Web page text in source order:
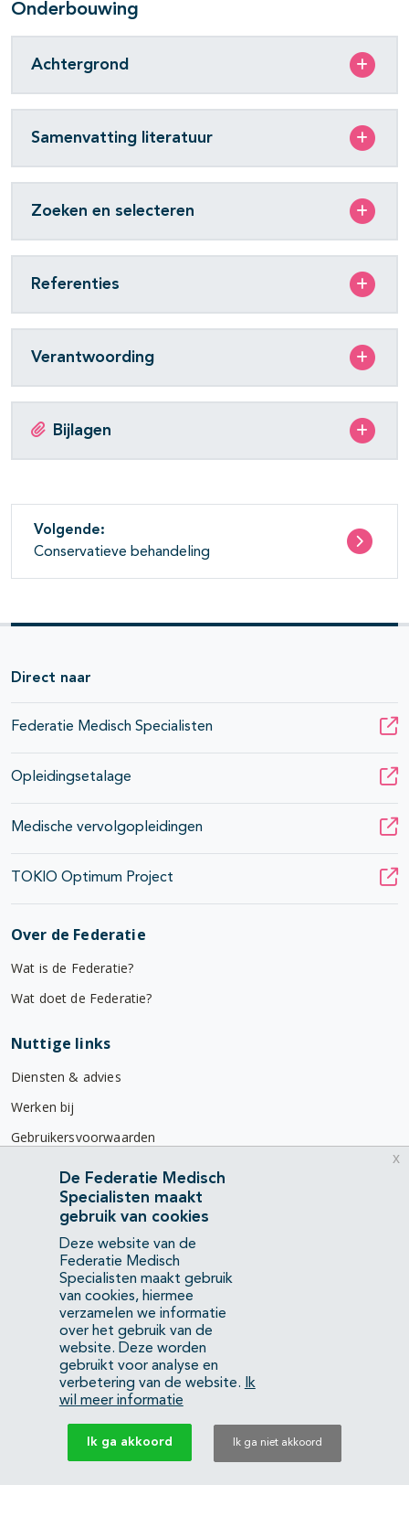
Onderbouwing
Achtergrond
Samenvatting literatuur
Zoeken en selecteren
Referenties
Verantwoording
Bijlagen
Volgende:
Conservatieve behandeling
Direct naar
Federatie Medisch Specialisten
Opleidingsetalage
Medische vervolgopleidingen
TOKIO Optimum Project
Over de Federatie
Wat is de Federatie?
Wat doet de Federatie?
Nuttige links
Diensten & advies
Werken bij
Gebruikersvoorwaarden
Privacyverklaring
Contact
Mercatorlaan 1200
3528 BL Utrecht
(088) 505 34 34
info@richtlijnendatabase.nl
YouTubeLinkedIn
KvK Federatie Medisch Specialisten:40483480
Privacyverklaring
De Federatie Medisch
Specialisten maakt
gebruik van cookies
Deze website van de
Federatie Medisch
Specialisten maakt gebruik
van cookies, hiermee
verzamelen we informatie
over het gebruik van de
website. Deze worden
gebruikt voor analyse en
verbetering van de website.
Ik
wil meer informatie
Ik ga akkoord Ik ga niet akkoord
x